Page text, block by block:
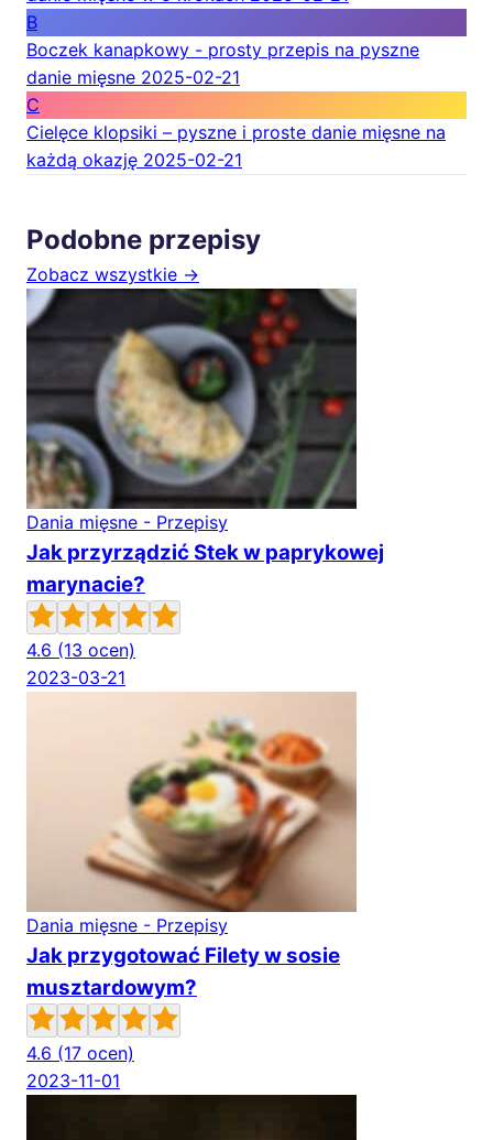
B
Boczek kanapkowy - prosty przepis na pyszne
danie mięsne 2025-02-21
C
Cielęce klopsiki – pyszne i proste danie mięsne na
każdą okazję 2025-02-21
Podobne przepisy
Zobacz wszystkie →
Dania mięsne - Przepisy
Jak przyrządzić Stek w paprykowej
marynacie?
4.6 (13 ocen)
2023-03-21
Dania mięsne - Przepisy
Jak przygotować Filety w sosie
musztardowym?
4.6 (17 ocen)
2023-11-01